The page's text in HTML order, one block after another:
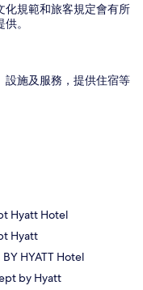
化規範和旅客規定會有所
。
設施及服務，提供住宿等
Hyatt Hotel
Hyatt
HYATT Hotel
by Hyatt